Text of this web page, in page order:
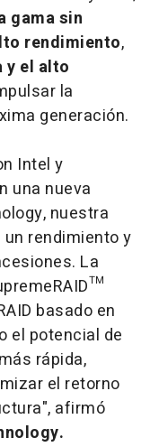
gama sin
rendimiento,
y el alto
la
generación.
Intel y
una nueva
nuestra
rendimiento y
La
basado en
el potencial de
rápida,
el retorno
afirmó